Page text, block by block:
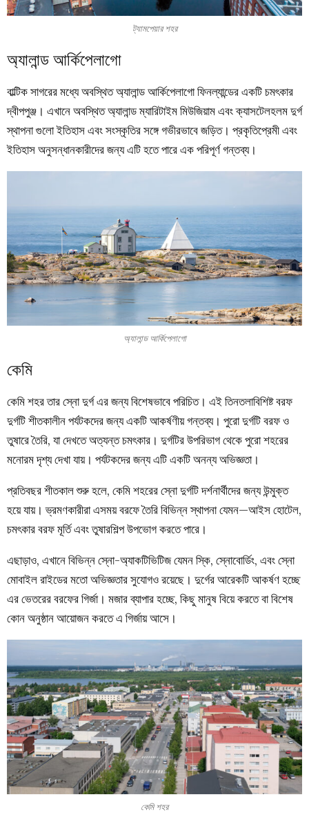
ট্যামপেয়ার শহর
অ্যালান্ড আর্কিপেলাগো
বাল্টিক সাগরের মধ্যে অবস্থিত অ্যালান্ড আর্কিপেলাগো ফিনল্যান্ডের একটি চমৎকার
দ্বীপপুঞ্জ। এখানে অবস্থিত অ্যালান্ড ম্যারিটাইম মিউজিয়াম এবং ক্যাসটেলহলম দুর্গ
স্থাপনা গুলো ইতিহাস এবং সংস্কৃতির সঙ্গে গভীরভাবে জড়িত। প্রকৃতিপ্রেমী এবং
ইতিহাস অনুসন্ধানকারীদের জন্য এটি হতে পারে এক পরিপূর্ণ গন্তব্য।
অ্যালান্ড আর্কিপেলাগো
কেমি
কেমি শহর তার স্নো দুর্গ এর জন্য বিশেষভাবে পরিচিত। এই তিনতলাবিশিষ্ট বরফ
দুর্গটি শীতকালীন পর্যটকদের জন্য একটি আকর্ষণীয় গন্তব্য। পুরো দুর্গটি বরফ ও
তুষারে তৈরি, যা দেখতে অত্যন্ত চমৎকার। দুর্গটির উপরিভাগ থেকে পুরো শহরের
মনোরম দৃশ্য দেখা যায়। পর্যটকদের জন্য এটি একটি অনন্য অভিজ্ঞতা।
প্রতিবছর শীতকাল শুরু হলে, কেমি শহরের স্নো দুর্গটি দর্শনার্থীদের জন্য উন্মুক্ত
হয়ে যায়। ভ্রমণকারীরা এসময় বরফে তৈরি বিভিন্ন স্থাপনা যেমন—আইস হোটেল,
চমৎকার বরফ মূর্তি এবং তুষারশিল্প উপভোগ করতে পারে।
এছাড়াও, এখানে বিভিন্ন স্নো-অ্যাকটিভিটিজ যেমন স্কি, স্নোবোর্ডিং, এবং স্নো
মোবাইল রাইডের মতো অভিজ্ঞতার সুযোগও রয়েছে। দুর্গের আরেকটি আকর্ষণ হচ্ছে
এর ভেতরের বরফের গির্জা। মজার ব্যাপার হচ্ছে, কিছু মানুষ বিয়ে করতে বা বিশেষ
কোন অনুষ্ঠান আয়োজন করতে এ গির্জায় আসে।
কেমি শহর